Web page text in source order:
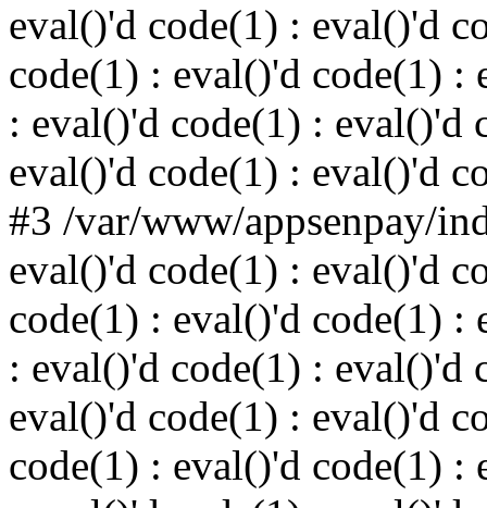
eval()'d code(1) : eval()'d
code(1) : eval()'d code(1) :
: eval()'d code(1) : eval()'d
eval()'d code(1) : eval()'d
#3 /var/www/appsenpay/
eval()'d code(1) : eval()'d
code(1) : eval()'d code(1) :
: eval()'d code(1) : eval()'d
eval()'d code(1) : eval()'d
code(1) : eval()'d code(1) :